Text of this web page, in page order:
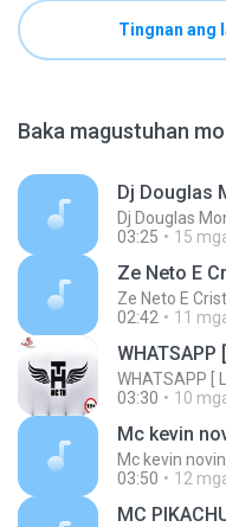
Tingnan ang
Baka magustuhan
Dj Douglas
Dj Douglas
03:25
15
02:42
11
WHATSAPP
WHATSAPP [
03:30
10
Mc kevin
03:50
12